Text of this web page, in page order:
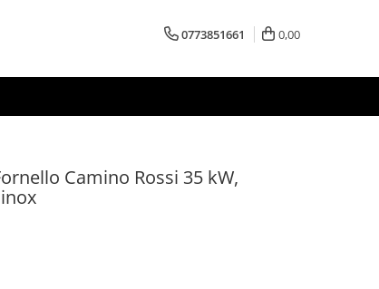
0773851661 0,00
Camino Rossi 35 kW,